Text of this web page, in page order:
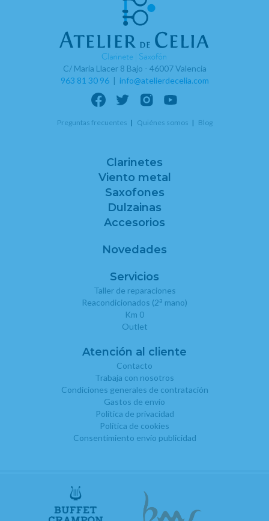
C/ Maria Llacer 8 Bajo - 46007 Valencia
963 81 30 96| info@atelierdecelia.com
Preguntas frecuentes Quiénes somos Blog
Clarinetes
Viento metal
Saxofones
Dulzainas
Accesorios
Novedades
Servicios
Taller de reparaciones
Reacondicionados (2a mano)
Km 0
Outlet
Atención al cliente
Contacto
Trabaja con nosotros
Condiciones generales de contratación
Gastos de envío
Política de privacidad
Política de cookies
Consentimiento envío publicidad